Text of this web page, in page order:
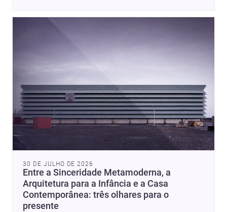
30 DE JULHO DE 2026
Entre a Sinceridade Metamoderna, a
Arquitetura para a Infância e a Casa
Contemporânea: três olhares para o
presente